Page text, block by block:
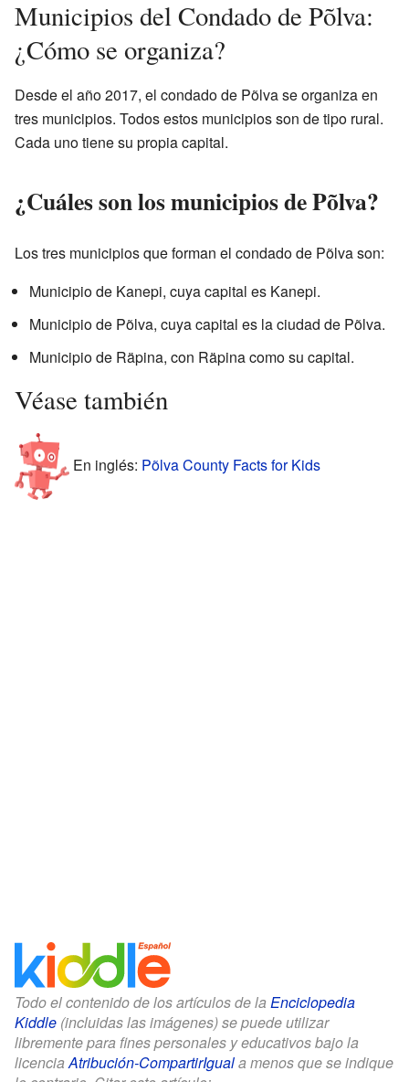
Municipios del Condado de Põlva:
¿Cómo se organiza?
Desde el año 2017, el condado de Põlva se organiza en
tres municipios. Todos estos municipios son de tipo rural.
Cada uno tiene su propia capital.
¿Cuáles son los municipios de Põlva?
Los tres municipios que forman el condado de Põlva son:
Municipio de Kanepi, cuya capital es Kanepi.
Municipio de Põlva, cuya capital es la ciudad de Põlva.
Municipio de Räpina, con Räpina como su capital.
Véase también
En inglés: Põlva County Facts for Kids
Todo el contenido de los artículos de la Enciclopedia
Kiddle (incluidas las imágenes) se puede utilizar
libremente para fines personales y educativos bajo la
licenciaAtribución-CompartirIguala menos que se indique